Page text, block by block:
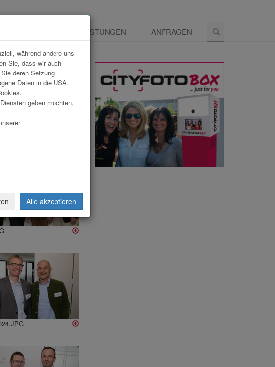
LEISTUNGEN ANFRAGEN
während andere uns
Sie, dass wir auch
deren Setzung
Daten in die USA.
geben möchten,
Alle akzeptieren